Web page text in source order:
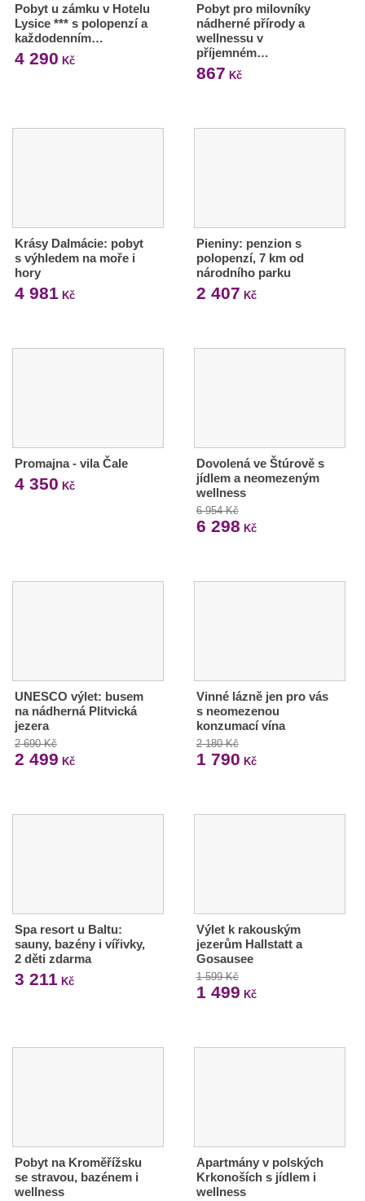
Pobyt u zámku v Hotelu
Lysice *** s polopenzí a
každodenním…
4 290 Kč
Pobyt pro milovníky
nádherné přírody a
wellnessu v
příjemném…
867 Kč
Krásy Dalmácie: pobyt
s výhledem na moře i
hory
4 981 Kč
Pieniny: penzion s
polopenzí, 7 km od
národního parku
2 407 Kč
Promajna - vila Čale
4 350 Kč
Dovolená ve Štúrově s
jídlem a neomezeným
wellness
6 954 Kč
6 298 Kč
UNESCO výlet: busem
na nádherná Plitvická
jezera
2 690 Kč
2 499 Kč
Vinné lázně jen pro vás
s neomezenou
konzumací vína
2 180 Kč
1 790 Kč
Spa resort u Baltu:
sauny, bazény i vířivky,
2 děti zdarma
3 211 Kč
Výlet k rakouským
jezerům Hallstatt a
Gosausee
1 599 Kč
1 499 Kč
Pobyt na Kroměřížsku
se stravou, bazénem i
wellness
Apartmány v polských
Krkonoších s jídlem i
wellness